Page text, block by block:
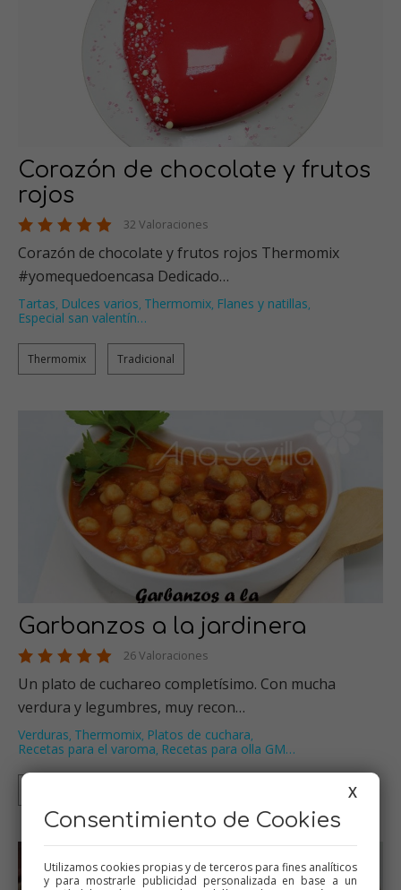
Corazón de chocolate y frutos
rojos
32 Valoraciones
Corazón de chocolate y frutos rojos Thermomix
#yomequedoencasa Dedicado…
Tartas, Dulces varios, Thermomix, Flanes y natillas,
Especial san valentín…
Thermomix Tradicional
Garbanzos a la jardinera
26 Valoraciones
Un plato de cuchareo completísimo. Con mucha
verdura y legumbres, muy recon…
Verduras, Thermomix, Platos de cuchara,
Recetas para el varoma, Recetas para olla GM…
X
Consentimiento de Cookies
Utilizamos cookies propias y de terceros para fines analíticos
y para mostrarle publicidad personalizada en base a un